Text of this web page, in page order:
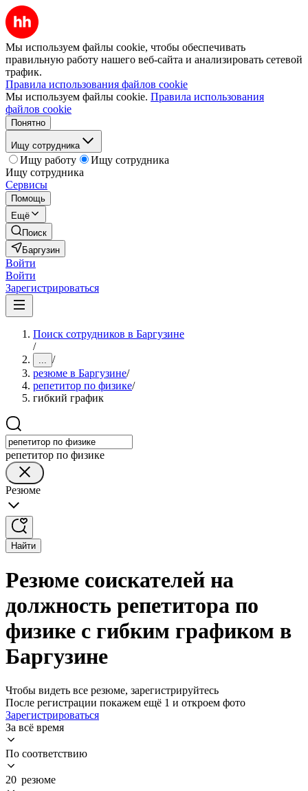
Мы используем файлы cookie, чтобы обеспечивать
правильную работу нашего веб-сайта и анализировать сетевой
трафик.
Правила использования файлов cookie
Мы используем файлы cookie. Правила использования
файлов cookie
Понятно
Ищу сотрудника
Ищу работу
Ищу сотрудника
Ищу сотрудника
Сервисы
Помощь
Ещё
Поиск
Баргузин
Войти
Войти
Зарегистрироваться
Поиск сотрудников в Баргузине
/
... /
резюме в Баргузине/
репетитор по физике/
гибкий график
репетитор по физике
Резюме
Найти
Резюме соискателей на
должность репетитора по
физике с гибким графиком в
Баргузине
Чтобы видеть все резюме, зарегистрируйтесь
После регистрации покажем ещё 1 и откроем фото
Зарегистрироваться
За всё время
По соответствию
20 резюме